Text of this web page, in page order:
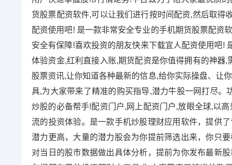
货股票配资软件,可以让我们进行按时间配资,然后取得
配资使用吧! 是一款非常安全专业的手机期货股票配资
安全有保障!喜欢投资的朋友快来下载宜人配资使用吧!
体验资金,红利直接入账,期货配资是你值得拥有的神器
股票资讯,让你知道各种最新的信息,给你实际操盘、让
具,为大家带来了精准的购买指导,潜力牛股一网打尽
炒股的必备帮手!配资门户,网上配资门户,放眼全球,以
流的投资体验。是一款手机炒股理财应用软件，提供
潜力更高，大量的潜力股会为你提前筛选出来，你只
对当日的股市数据做出具体分析，提前为你发布最新